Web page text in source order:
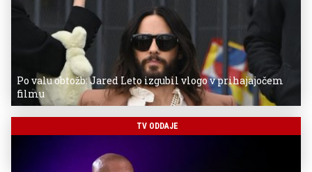
Po valu obtožb: Jared Leto izgubil vlogo v prihajajočem
filmu
TV ODDAJE